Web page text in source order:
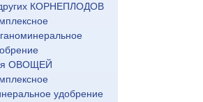
КОРНЕПЛОДОВ
ОВОЩЕЙ
удобрение